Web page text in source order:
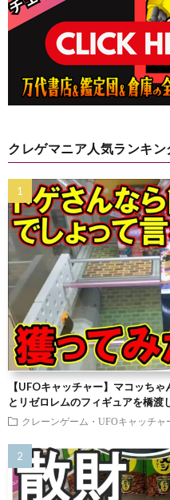
クレゲマニア人気ランキン
【UFOキャッチャー】マコッち
とリゼロレムのフィギュアを橋渡
クレーンゲーム・UFOキャッチャ